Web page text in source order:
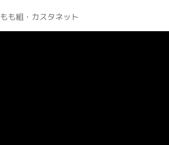
もも組・カスタネット